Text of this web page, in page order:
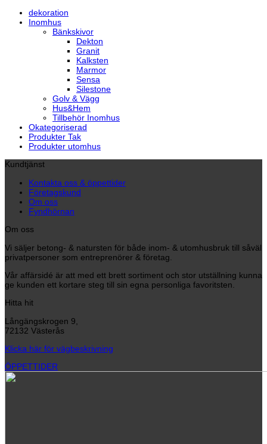
dekoration
Inomhus
Bänkskivor
Dekton
Granit
Kalksten
Marmor
Sensa
Silestone
Golv & Vägg
Hus&Hem
Tillbehör Inomhus
Okategoriserad
Produkter Tak
Produkter utomhus
Kundtjänst
Kontakta oss & öppettider
Företagskund
Om oss
Fyndhörnan
Om oss
Vi säljer betong- & natursten för både inom- & utomhusbruk till såväl
privatpersoner som entreprenörer & företag.
Vår affärsidé är att med ett brett sortiment och stor utställning kunna
ge kunden ett kortare steg till sin egna personliga favoritsten.
Hitta hit
Långängskrogen 9,
72132 Västerås
Klicka här för vägbeskrivning
ÖPPETTIDER